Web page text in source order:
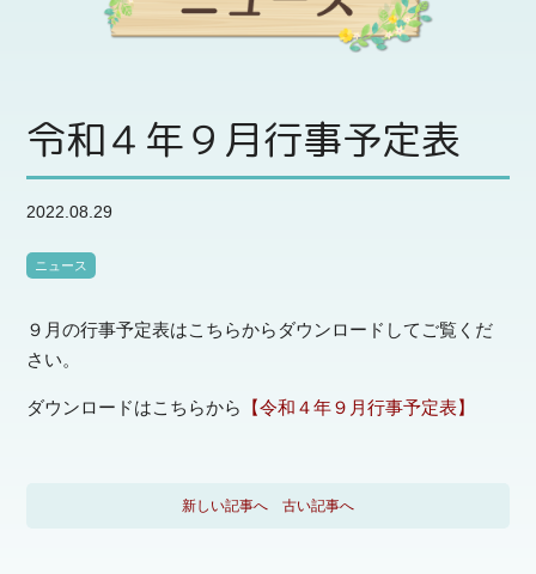
令和４年９月行事予定表
2022.08.29
ニュース
９月の行事予定表はこちらからダウンロードしてご覧くだ
さい。
ダウンロードはこちらから 【令和４年９月行事予定表】
新しい記事へ 古い記事へ